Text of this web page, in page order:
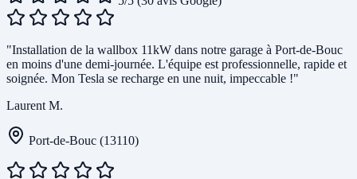
"Installation de la wallbox 11kW dans notre garage à Port-de-Bouc
en moins d'une demi-journée. L'équipe est professionnelle, rapide et
soignée. Mon Tesla se recharge en une nuit, impeccable !"
Laurent M.
Port-de-Bouc (13110)